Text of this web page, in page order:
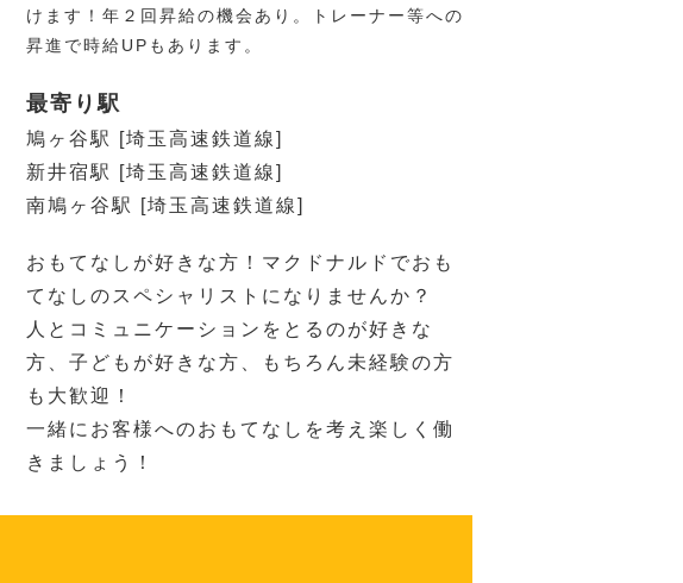
けます！年２回昇給の機会あり。トレーナー等への
昇進で時給UPもあります。
最寄り駅
鳩ヶ谷駅 [埼玉高速鉄道線]
新井宿駅 [埼玉高速鉄道線]
南鳩ヶ谷駅 [埼玉高速鉄道線]
おもてなしが好きな方！マクドナルドでおも
てなしのスペシャリストになりませんか？
人とコミュニケーションをとるのが好きな
方、子どもが好きな方、もちろん未経験の方
も大歓迎！
一緒にお客様へのおもてなしを考え楽しく働
きましょう！